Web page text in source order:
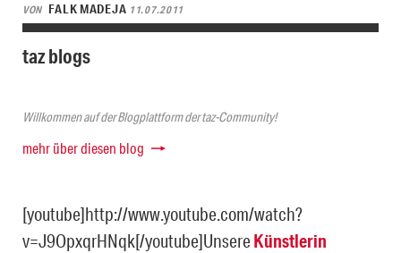
VON FALK MADEJA 11.07.2011
taz blogs
Willkommen auf der Blogplattform der taz-Community!
mehr über diesen blog
[youtube]http://www.youtube.com/watch?
v=J9OpxqrHNqk[/youtube]UnsereKünstlerin